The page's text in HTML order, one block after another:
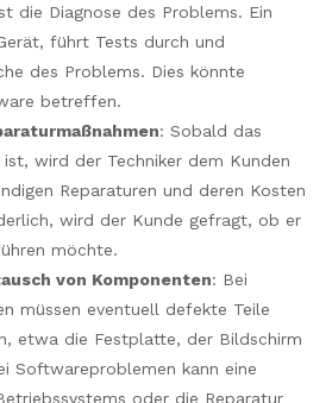
die Diagnose des Problems. Ein
führt Tests durch und
des Problems. Dies könnte
betreffen.
: Sobald das
wird der Techniker dem Kunden
Reparaturen und deren Kosten
wird der Kunde gefragt, ob er
möchte.
von Komponenten: Bei
müssen eventuell defekte Teile
etwa die Festplatte, der Bildschirm
Softwareproblemen kann eine
oder die Reparatur